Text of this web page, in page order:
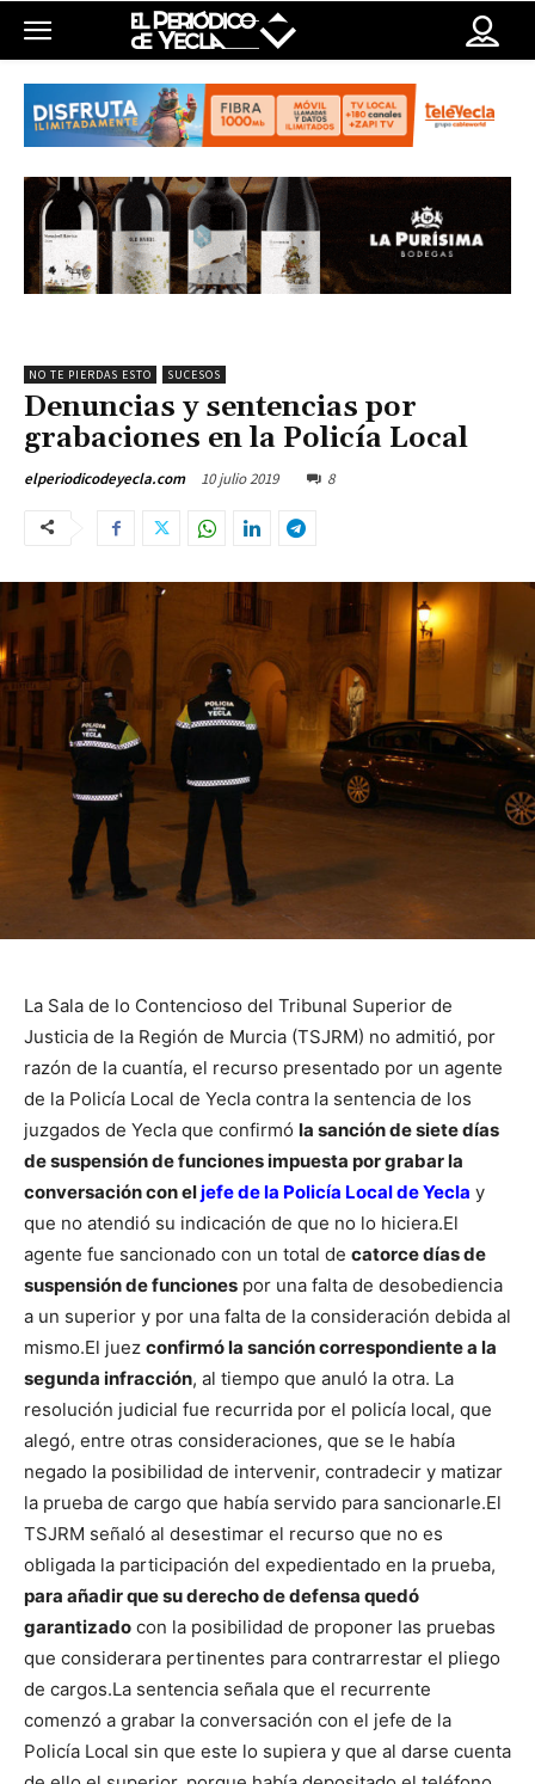
NO TE PIERDAS ESTO SUCESOS
Denuncias y sentencias por
grabaciones en la Policía Local
elperiodicodeyecla.com 10 julio 2019 8
La Sala de lo Contencioso del Tribunal Superior de
Justicia de la Región de Murcia (TSJRM) no admitió, por
razón de la cuantía, el recurso presentado por un agente
de la Policía Local de Yecla contra la sentencia de los
juzgados de Yecla que confirmó la sanción de siete días
de suspensión de funciones impuesta por grabar la
conversación con eljefe de la Policía Local de Yecla y
que no atendió su indicación de que no lo hiciera.El
agente fue sancionado con un total de catorce días de
suspensión de funciones por una falta de desobediencia
a un superior y por una falta de la consideración debida al
mismo.El juez confirmó la sanción correspondiente a la
segunda infracción, al tiempo que anuló la otra. La
resolución judicial fue recurrida por el policía local, que
alegó, entre otras consideraciones, que se le había
negado la posibilidad de intervenir, contradecir y matizar
la prueba de cargo que había servido para sancionarle.El
TSJRM señaló al desestimar el recurso que no es
obligada la participación del expedientado en la prueba,
para añadir que su derecho de defensa quedó
garantizado con la posibilidad de proponer las pruebas
que considerara pertinentes para contrarrestar el pliego
de cargos.La sentencia señala que el recurrente
comenzó a grabar la conversación con el jefe de la
Policía Local sin que este lo supiera y que al darse cuenta